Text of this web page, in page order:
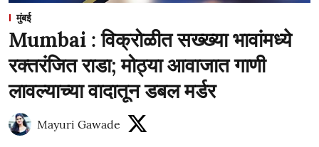
मुंबई
Mumbai : विक्रोळीत सख्ख्या भावांमध्ये
रक्तरंजित राडा; मोठ्या आवाजात गाणी
लावल्याच्या वादातून डबल मर्डर
Mayuri Gawade